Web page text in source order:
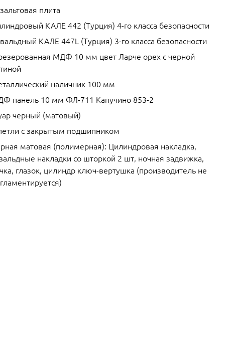
плита
КАЛЕ 442 (Турция) 4-го класса безопасности
КАЛЕ 447L (Турция) 3-го класса безопасности
МДФ 10 мм цвет Ларче орех с черной
наличник 100 мм
панель 10 мм ФЛ-711 Капучино 853-2
черный (матовый)
с закрытым подшипником
матовая (полимерная): Цилиндровая накладка,
накладки со шторкой 2 шт, ночная задвижка,
глазок, цилиндр ключ-вертушка (производитель не